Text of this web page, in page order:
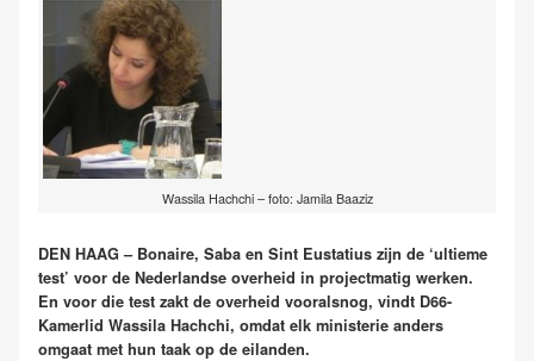
Wassila Hachchi – foto: Jamila Baaziz
DEN HAAG – Bonaire, Saba en Sint Eustatius zijn de ‘ultieme
test’ voor de Nederlandse overheid in projectmatig werken.
En voor die test zakt de overheid vooralsnog, vindt D66-
Kamerlid Wassila Hachchi, omdat elk ministerie anders
omgaat met hun taak op de eilanden.